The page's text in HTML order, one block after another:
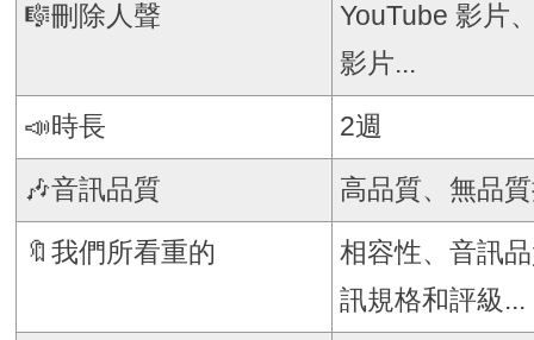
🎼刪除人聲
YouTube 影片
影片...
📣時長 2週
🎶音訊品質 高品質、無品
🔖我們所看重的
相容性、音訊
訊規格和評級...